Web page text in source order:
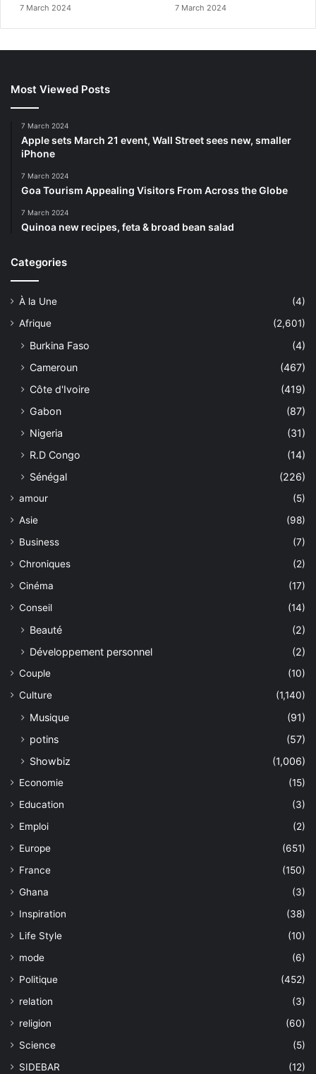
7 March 2024 7 March 2024
Most Viewed Posts
7 March 2024
Apple sets March 21 event, Wall Street sees new, smaller
iPhone
7 March 2024
Goa Tourism Appealing Visitors From Across the Globe
7 March 2024
Quinoa new recipes, feta & broad bean salad
Categories
À la Une
(4)
Afrique
(2,601)
Burkina Faso
(4)
Cameroun
(467)
Côte d'Ivoire
(419)
Gabon
(87)
Nigeria
(31)
R.D Congo
(14)
Sénégal
(226)
amour
(5)
Asie
(98)
Business
(7)
Chroniques
(2)
Cinéma
(17)
Conseil
(14)
Beauté
(2)
Développement personnel
(2)
Couple
(10)
Culture
(1,140)
Musique
(91)
potins
(57)
Showbiz
(1,006)
Economie
(15)
Education
(3)
Emploi
(2)
Europe
(651)
France
(150)
Ghana
(3)
Inspiration
(38)
Life Style
(10)
mode
(6)
Politique
(452)
relation
(3)
religion
(60)
Science
(5)
SIDEBAR
(12)